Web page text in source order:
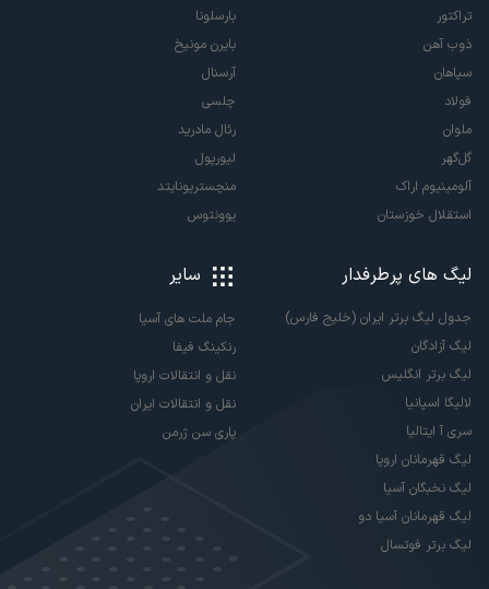
تراکتور
ذوب آهن
سپاهان
فولاد
ملوان
گل‌گهر
آلومینیوم اراک
استقلال خوزستان
بارسلونا
بایرن مونیخ
آرسنال
چلسی
رئال مادرید
لیورپول
منچستریونایتد
یوونتوس
لیگ های پرطرفدار
جدول لیگ برتر ایران (خلیج فارس)
لیگ آزادگان
لیگ برتر انگلیس
لالیگا اسپانیا
سری آ ایتالیا
لیگ قهرمانان اروپا
لیگ نخبگان آسیا
لیگ قهرمانان آسیا دو
لیگ برتر فوتسال
سایر
جام ملت های آسیا
رنکینگ فیفا
نقل و انتقالات اروپا
نقل و انتقالات ایران
پاری سن ژرمن